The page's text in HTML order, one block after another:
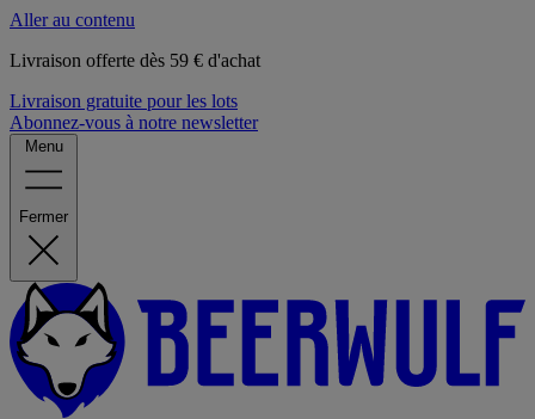
Aller au contenu
Livraison offerte dès 59 € d'achat
Livraison gratuite pour les lots
Abonnez-vous à notre newsletter
Menu
Fermer